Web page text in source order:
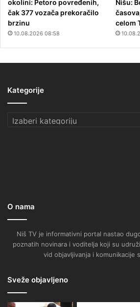
okolini: Petoro povređenih,
čak 377 vozača prekoračilo
brzinu
10.08.2026 08:58
Nišu:
celom
Kategorije
Kategorije
O nama
Niš TV je informativni portal nastao
poznatih novinara i voditelja koji su
vid objavljivanja i komunikacije
Sveže objavljeno